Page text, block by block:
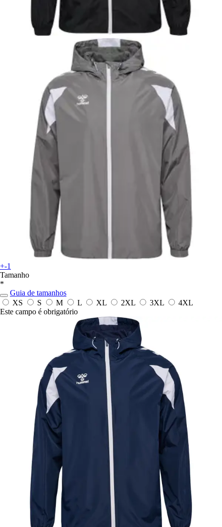
+-1
Tamanho
*
Guia de tamanhos
XS
S M L XL 2XL 3XL
4XL
Este campo é obrigatório